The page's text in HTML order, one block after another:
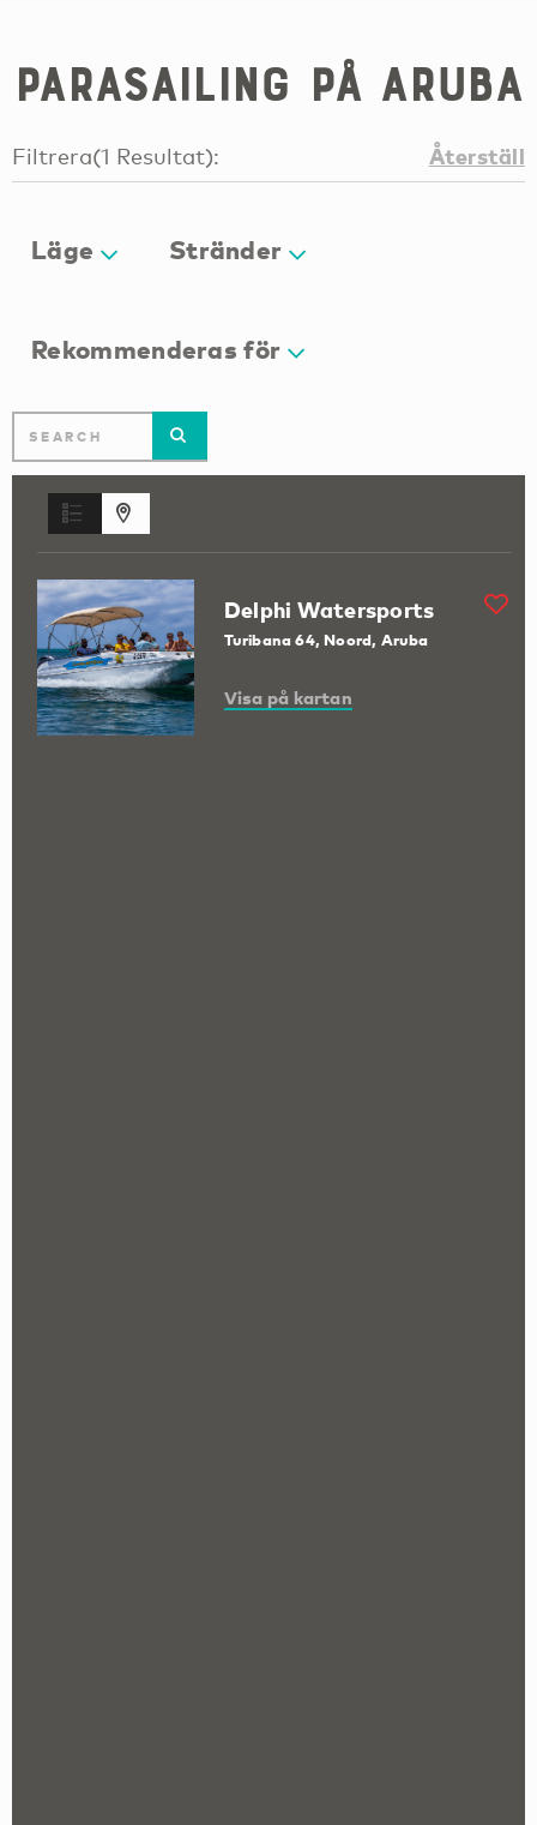
Parasailing på Aruba
Filtrera(1 Resultat): Återställ
Läge Stränder
Rekommenderas för
Delphi Watersports
Turibana 64, Noord, Aruba
Visa på kartan